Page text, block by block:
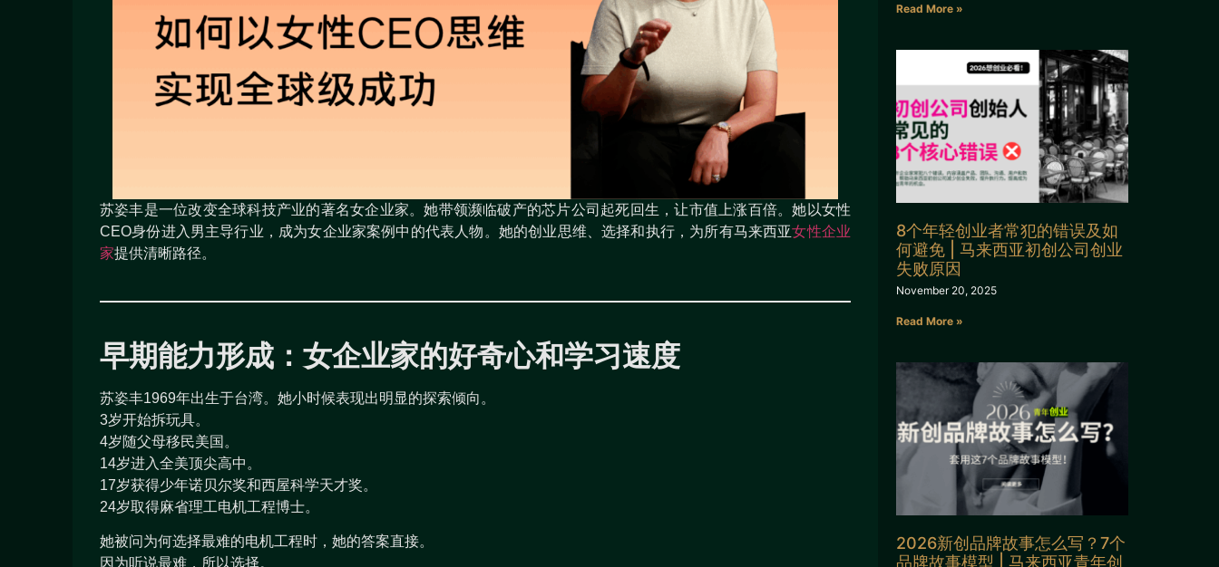
苏姿丰是一位改变全球科技产业的著名女企业家。她带领濒临破产的芯片公司起死回生，让市值上涨百倍。她以女性
CEO身份进入男主导行业，成为女企业家案例中的代表人物。她的创业思维、选择和执行，为所有马来西亚女性企业
家提供清晰路径。
早期能力形成：女企业家的好奇心和学习速度
苏姿丰1969年出生于台湾。她小时候表现出明显的探索倾向。
3岁开始拆玩具。
4岁随父母移民美国。
14岁进入全美顶尖高中。
17岁获得少年诺贝尔奖和西屋科学天才奖。
24岁取得麻省理工电机工程博士。
她被问为何选择最难的电机工程时，她的答案直接。
因为听说最难，所以选择。
Read More »
8个年轻创业者常犯的错误及如
何避免 | 马来西亚初创公司创业
失败原因
November 20, 2025
Read More »
2026新创品牌故事怎么写？7个
品牌故事模型 | 马来西亚青年创